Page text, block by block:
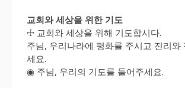
교회와 세상을 위한 기도
☩ 교회와 세상을 위해 기도합시다.
주님, 우리나라에 평화를 주시고 진리와
세요.
◉ 주님, 우리의 기도를 들어주세요.